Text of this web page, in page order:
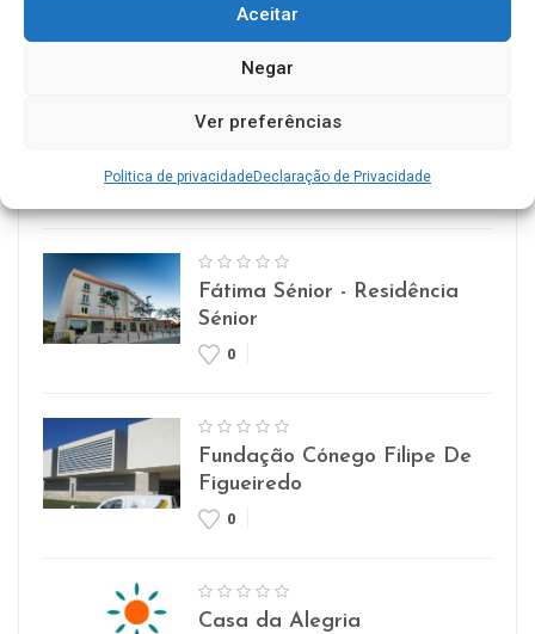
Aceitar
Negar
Ver preferências
Politica de privacidadeDeclaração de Privacidade
Rosmaninho
0
Fátima Sénior - Residência
Sénior
0
Fundação Cónego Filipe De
Figueiredo
0
Casa da Alegria